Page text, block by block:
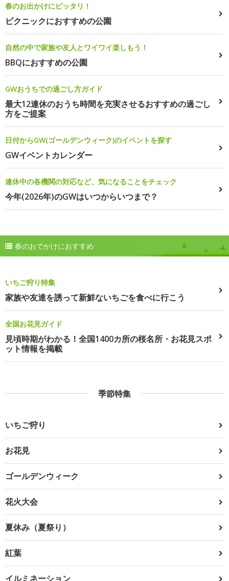
春のお出かけにピッタリ！
ピクニックにおすすめの公園
自然の中で家族や友人とワイワイ楽しもう！
BBQにおすすめの公園
GWおうちでの過ごし方ガイド
最大12連休のおうち時間を充実させるおすすめの過ごし
方をご提案
日付からGW(ゴールデンウィーク)のイベントを探す
GWイベントカレンダー
連休中の各機関の対応など、気になることをチェック
今年(2026年)のGWはいつからいつまで？
春のおでかけにおすすめ
いちご狩り特集
家族や友達を誘って新鮮ないちごを食べに行こう
全国お花見ガイド
見頃時期がわかる！全国1400カ所の桜名所・お花見スポ
ット情報を掲載
季節特集
いちご狩り
お花見
ゴールデンウィーク
花火大会
夏休み（夏祭り）
紅葉
イルミネーション